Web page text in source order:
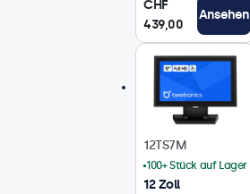
CHF
439,00
Ansehen
12 Zoll
12TS7M
100+ Stück auf Lager